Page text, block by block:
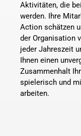
JETZT BUCHEN
Aktivitäten, die
werden. Ihre
Action schätzen
der Organisation
jeder Jahreszeit
Ihnen einen
Zusammenhalt
spielerisch und
arbeiten.